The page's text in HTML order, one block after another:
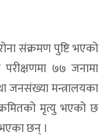
संक्रमण पुष्टि भएको
७७ जनामा
जनसंख्या मन्त्रालयका
मृत्यु भएको छ
छन् ।